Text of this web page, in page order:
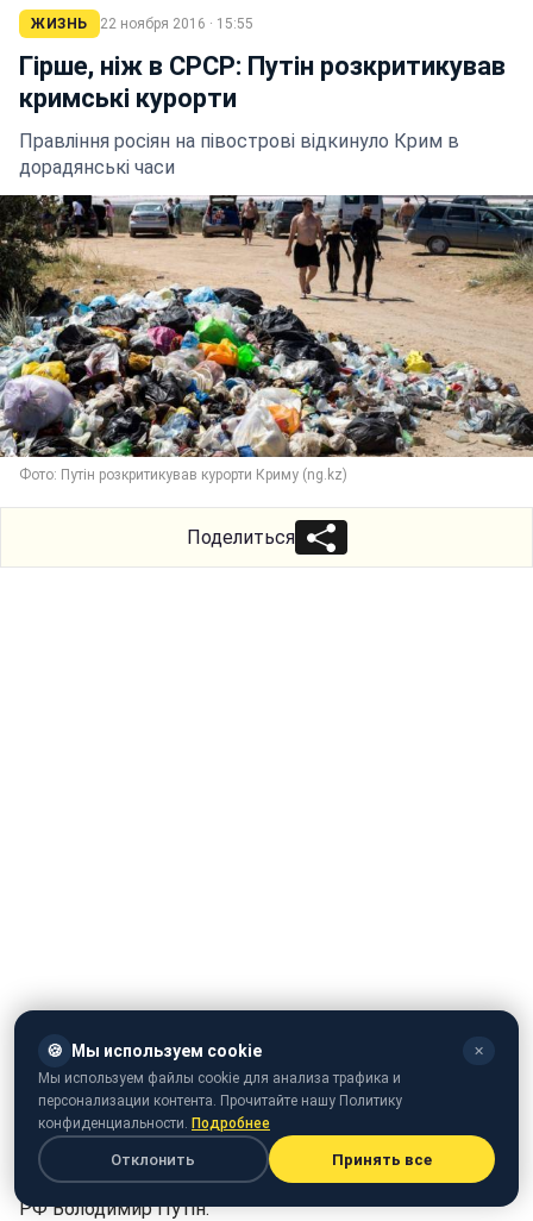
ЖИЗНЬ 22 ноября 2016 · 15:55
Гірше, ніж в СРСР: Путін розкритикував
кримські курорти
Правління росіян на півострові відкинуло Крим в
дорадянські часи
Фото: Путін розкритикував курорти Криму (ng.kz)
Поделиться
Туристична сфера анексованого Росією Криму
залишає бажати кращого. Про це заявив президент
РФ Володимир Путін.
🍪 Мы используем cookie ✕
Мы используем файлы cookie для анализа трафика и
персонализации контента. Прочитайте нашу Политику
конфиденциальности. Подробнее
Отклонить Принять все